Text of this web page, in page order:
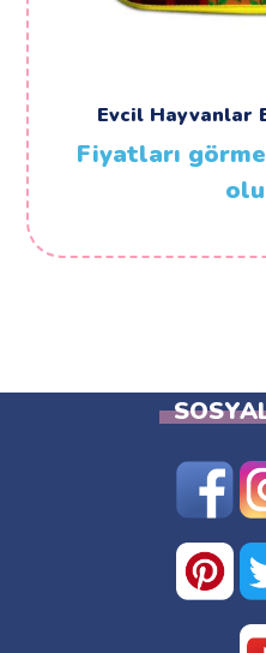
Evcil Hayvanlar
Fiyatları